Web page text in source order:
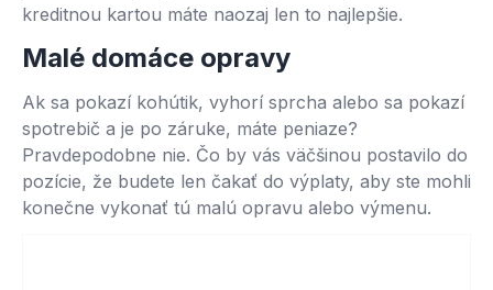
kreditnou kartou máte naozaj len to najlepšie.
Malé domáce opravy
Ak sa pokazí kohútik, vyhorí sprcha alebo sa pokazí
spotrebič a je po záruke, máte peniaze?
Pravdepodobne nie. Čo by vás väčšinou postavilo do
pozície, že budete len čakať do výplaty, aby ste mohli
konečne vykonať tú malú opravu alebo výmenu.